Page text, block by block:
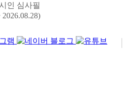
인 심사필